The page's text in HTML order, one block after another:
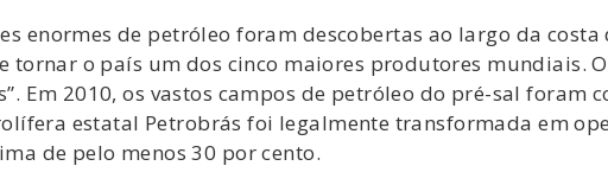
enormes de petróleo foram descobertas ao largo da
tornar o país um dos cinco maiores produtores mundiais.
Em 2010, os vastos campos de petróleo do pré-sal
estatal Petrobrás foi legalmente transformada em
de pelo menos 30 por cento.